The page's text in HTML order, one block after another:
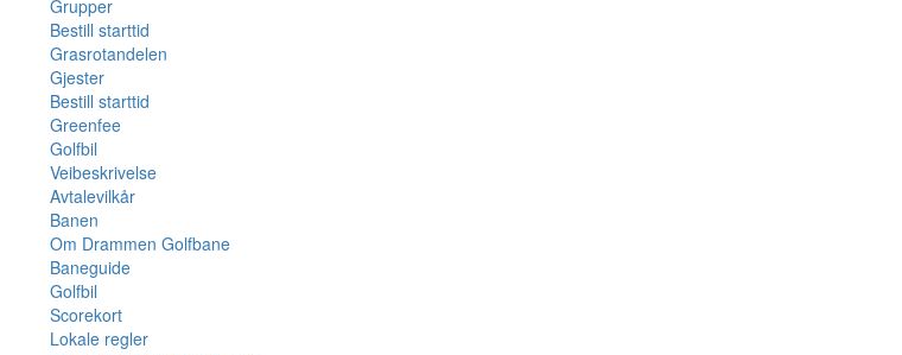
Grupper
Bestill starttid
Grasrotandelen
Gjester
Bestill starttid
Greenfee
Golfbil
Veibeskrivelse
Avtalevilkår
Banen
Om Drammen Golfbane
Baneguide
Golfbil
Scorekort
Lokale regler